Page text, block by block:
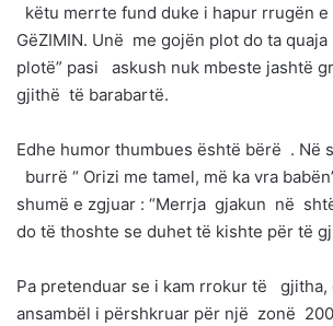
këtu merrte fund duke i hapur rrugën
GëZIMIN. Unë me gojën plot do ta
plotë” pasi askush nuk mbeste jashtë
gjithë të barabartë.
Edhe humor thumbues është bërë . Në
burrë “ Orizi me tamel, më ka vra
shumë e zgjuar : “Merrja gjakun në
do të thoshte se duhet të kishte për të
Pa pretenduar se i kam rrokur të
ansambël i përshkruar për një zonë